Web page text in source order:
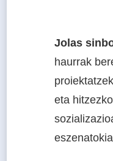
Jolas
haurrak
eta